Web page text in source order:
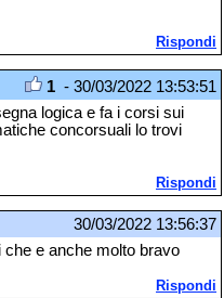
Rispondi
1 - 30/03/2022 13:53:51
logica e fa i corsi sui
concorsuali lo trovi
Rispondi
30/03/2022 13:56:37
e anche molto bravo
Rispondi